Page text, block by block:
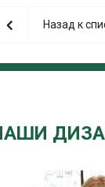
Назад к